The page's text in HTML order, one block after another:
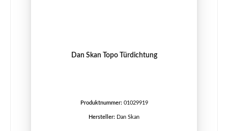
Dan Skan Topo Türdichtung
Produktnummer: 01029919
Hersteller: Dan Skan